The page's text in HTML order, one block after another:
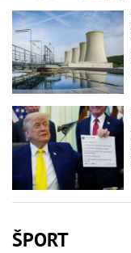
ŠPORT